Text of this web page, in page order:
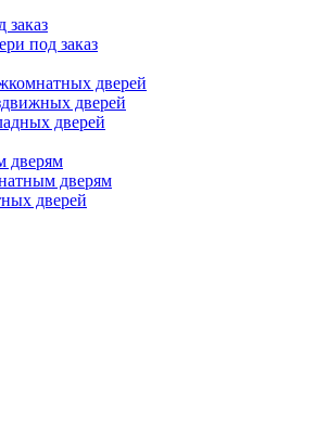
заказ
под заказ
дверей
дверей
дверей
дверям
дверям
дверей